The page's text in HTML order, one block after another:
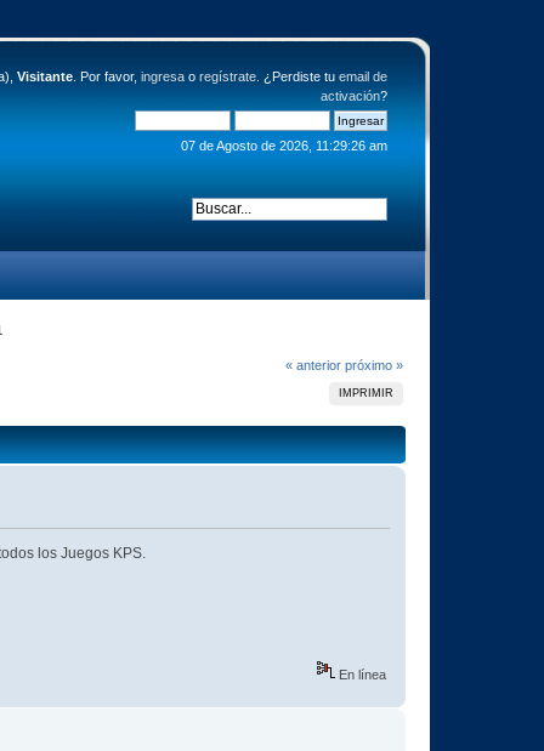
Visitante. Por favor, ingresao regístrate. ¿Perdiste tu email de
activación?
07 de Agosto de 2026, 11:29:26 am
« anterior próximo »
IMPRIMIR
los Juegos KPS.
En línea